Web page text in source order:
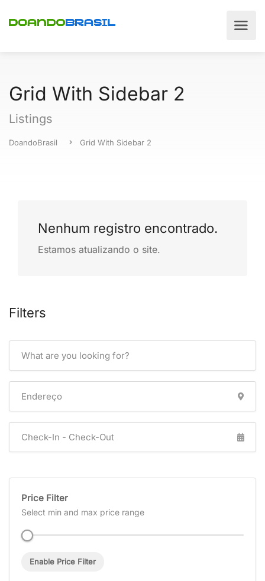
Grid With Sidebar 2
Listings
DoandoBrasil Grid With Sidebar 2
Nenhum registro encontrado.
Estamos atualizando o site.
Filters
Price Filter
Select min and max price range
Enable Price Filter